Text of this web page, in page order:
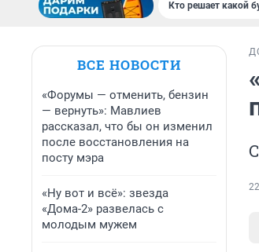
Кто решает какой
ВСЕ НОВОСТИ
«Форумы — отменить, бензин
— вернуть»: Мавлиев
рассказал, что бы он изменил
после восстановления на
посту мэра
«Ну вот и всё»: звезда
«Дома-2» развелась с
молодым мужем